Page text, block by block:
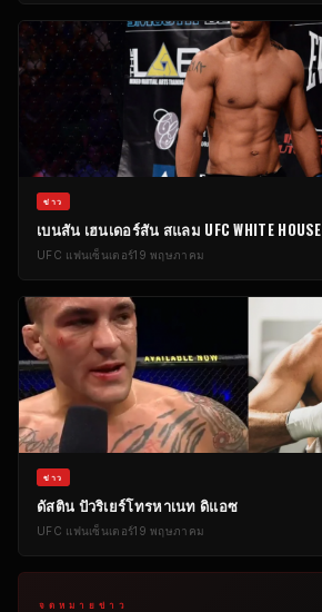
ข่าว
เบนสัน เฮนเดอร์สัน สแลม UFC WHITE HOUSE
UFC แฟนเซ็นเตอร์19 พฤษภาคม
ข่าว
ดัสติน ปัวริเยร์โทรหาเนท ดิแอซ
UFC แฟนเซ็นเตอร์19 พฤษภาคม
จดหมายข่าว